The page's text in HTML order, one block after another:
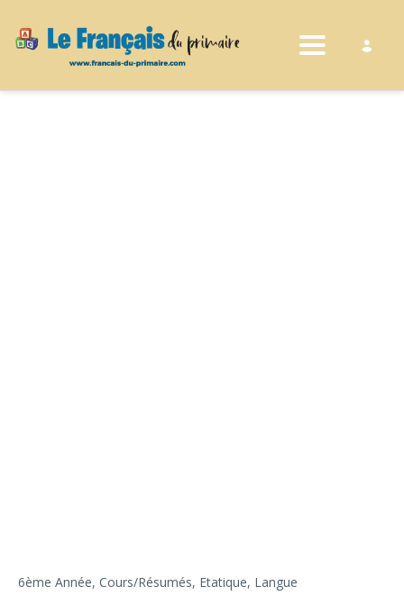
Toggle
6ème Année, Cours/Résumés, Etatique, Langue